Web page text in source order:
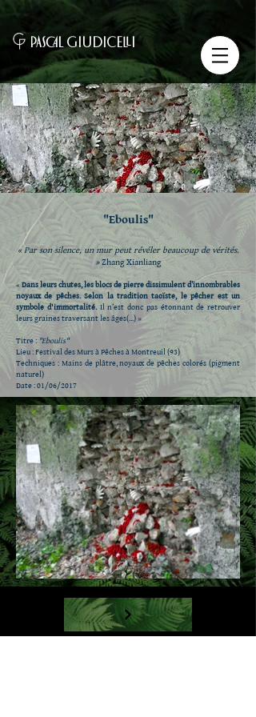
PASCAL GIUDICELLI
"Eboulis"
« Par son silence, un mur peut révéler beaucoup de vérités.
»Zhang Xianliang
«Dans leurs chutes, les blocs de pierre dissimulent d’innombrables
noyaux de pêches. Selon la tradition taoïste, le pêcher est un
symbole d'immortalité.Il n’est donc pas étonnant de retrouver
leurs graines traversant les âges(...) »
Titre :"Eboulis"
Lieu : Festival des Murs à Pêches à Montreuil (93)
Techniques : Mains de plâtre, noyaux de pêches colorés (pigment
naturel)
Date : 01/06/2017